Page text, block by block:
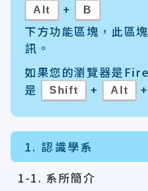
Alt + B
下方功能區塊，此區
訊。
如果您的瀏覽器是
是
Shift + Alt
1. 認識學系
1-1. 系所簡介